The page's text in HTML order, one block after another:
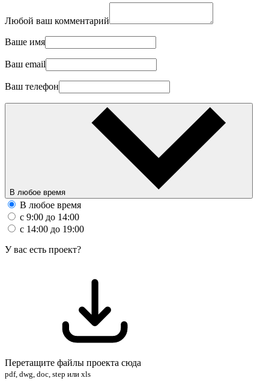
Любой ваш комментарий
Ваше имя
Ваш email
Ваш телефон
В любое время
В любое время
с 9:00 до 14:00
с 14:00 до 19:00
У вас есть проект?
Перетащите файлы проекта сюда
pdf, dwg, doc, step или xls